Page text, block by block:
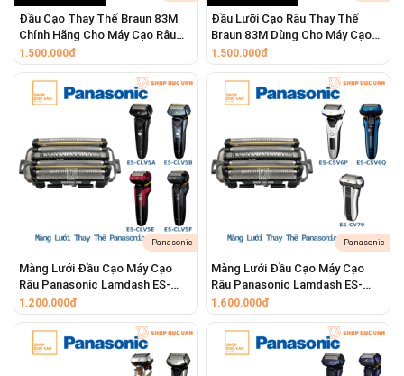
Đầu Cạo Thay Thế Braun 83M
Chính Hãng Cho Máy Cạo Râu
Series 8 8413s 8417s 8513s
8517s 8519s
1.500.000đ
Đầu Lưỡi Cạo Râu Thay Thế
Braun 83M Dùng Cho Máy Cạo
Râu Series 8 8320s 8325s
8330s 8340s
1.500.000đ
Panasonic
Màng Lưới Đầu Cạo Máy Cạo
Râu Panasonic Lamdash ES-
CLV5A ES-CLV5B ES-CLV5C ES-
CLV5D ES-CLV5E ES-CLV5F ES-
CLV5G ES-CLV5H ES-CLV5T ES-
CLV5U
1.200.000đ
Panasonic
Màng Lưới Đầu Cạo Máy Cạo
Râu Panasonic Lamdash ES-
CSV6N ES-CSV6P ES-CSV6Q
ES-CV70
1.600.000đ